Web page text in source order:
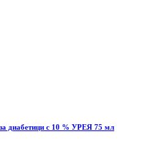
диабетици с 10 % УРЕЯ 75 мл